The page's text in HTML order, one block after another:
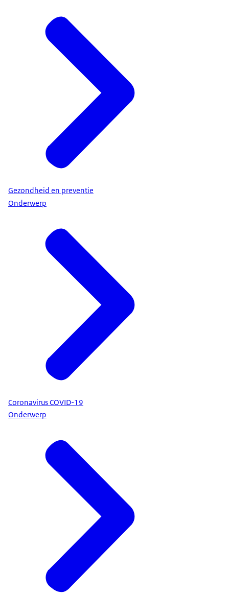
Gezondheid en preventie
Onderwerp
Coronavirus COVID-19
Onderwerp